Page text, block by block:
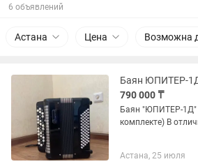
6 объявлений
Астана Цена Возможна
790 000 ₸
Баян "ЮПИТЕР-1Д"
комплекте) В
Астана, 25 июля